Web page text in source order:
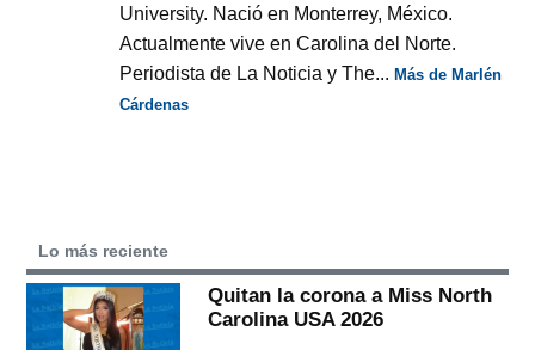
University. Nació en Monterrey, México.
Actualmente vive en Carolina del Norte.
Periodista de La Noticia y The...Más de Marlén
Cárdenas
Lo más reciente
Quitan la corona a Miss North
Carolina USA 2026